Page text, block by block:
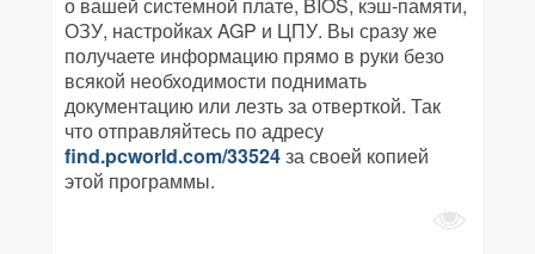
ОЗУ, настройках AGP и ЦПУ. Вы сразу же
получаете информацию прямо в руки безо
всякой необходимости поднимать
документацию или лезть за отверткой. Так
что отправляйтесь по адресу
find.pcworld.com/33524за своей копией
этой программы.